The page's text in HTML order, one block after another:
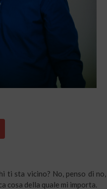
ti sta vicino? No, penso di
cosa della quale mi importa.